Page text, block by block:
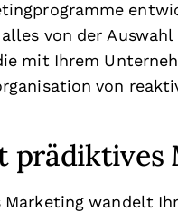
von der
mit Ihrem
von
prädiktives
Marketing wandelt